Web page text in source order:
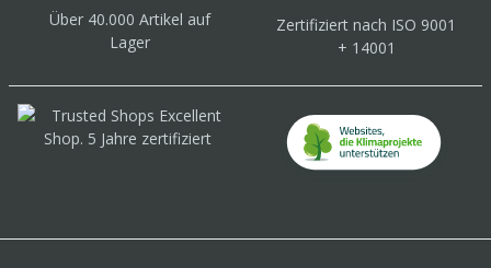
Über 40.000 Artikel auf
Lager
Zertifiziert nach ISO 9001
+ 14001